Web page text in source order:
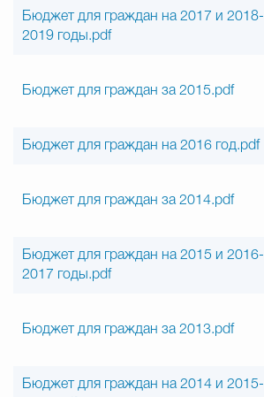
Бюджет для граждан на 2017 и 2018-
2019 годы.pdf
Бюджет для граждан за 2015.pdf
Бюджет для граждан на 2016 год.pdf
Бюджет для граждан за 2014.pdf
Бюджет для граждан на 2015 и 2016-
2017 годы.pdf
Бюджет для граждан за 2013.pdf
Бюджет для граждан на 2014 и 2015-